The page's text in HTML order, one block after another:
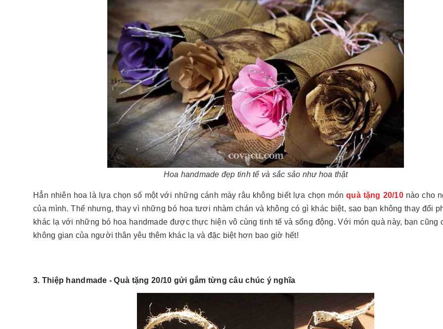
Hoa handmade đẹp tinh tế và sắc sảo như hoa thật
Hẳn nhiên hoa là lựa chọn số một với những cánh mày râu không biết lựa chọn mónquà tặng 20/10nào cho
của mình. Thế nhưng, thay vì những bó hoa tươi nhàm chán và không có gì khác biệt, sao bạn không thay đổi
khác lạ với những bó hoa handmade được thực hiện vô cùng tinh tế và sống động. Với món quà này, bạn cũng
không gian của người thân yêu thêm khác lạ và đặc biệt hơn bao giờ hết!
3. Thiệp handmade - Quà tặng 20/10 gửi gắm từng câu chúc ý nghĩa